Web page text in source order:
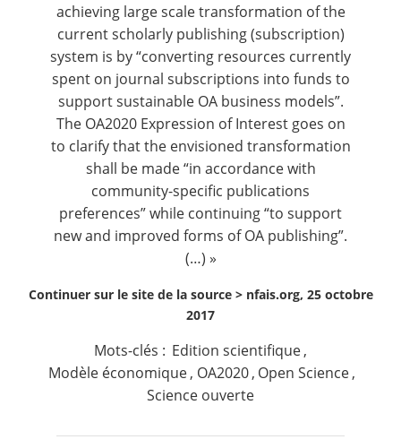
achieving large scale transformation of the
current scholarly publishing (subscription)
system is by “converting resources currently
spent on journal subscriptions into funds to
support sustainable OA business models”.
The OA2020 Expression of Interest goes on
to clarify that the envisioned transformation
shall be made “in accordance with
community-specific publications
preferences” while continuing “to support
new and improved forms of OA publishing”.
(…) »
Continuer sur le site de la source > nfais.org, 25 octobre
2017
Mots-clés : Edition scientifique,
Modèle économique, OA2020 , Open Science,
Science ouverte